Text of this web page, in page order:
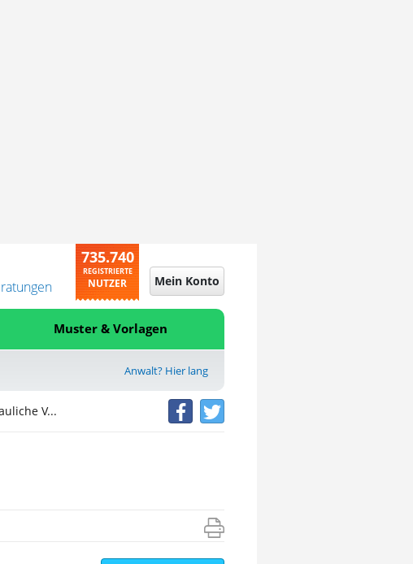
735.740
REGISTRIERTE
NUTZER Mein Konto
Muster & Vorlagen
Anwalt? Hier lang
V...